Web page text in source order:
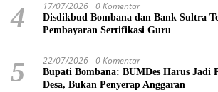
4 17/07/2026 0 Komentar
Disdikbud Bombana dan Bank Sultra
Pembayaran Sertifikasi Guru
5 22/07/2026 0 Komentar
Bupati Bombana: BUMDes Harus Jadi
Desa, Bukan Penyerap Anggaran